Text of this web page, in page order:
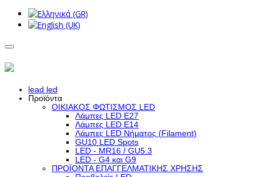
lead led
Προϊόντα
ΟΙΚΙΑΚΟΣ ΦΩΤΙΣΜΟΣ LED
Λάμπες LED Ε27
Λάμπες LED Ε14
Λάμπες LED Νήματος (Filament)
GU10 LED Spots
LED - MR16 / GU5.3
LED - G4 και G9
ΠΡΟΪΟΝΤΑ ΕΠΑΓΓΕΛΜΑΤΙΚΗΣ ΧΡΗΣΗΣ